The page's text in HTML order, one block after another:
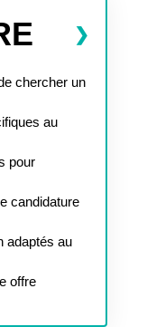
chercher un
au
pour
candidature
adaptés au
offre